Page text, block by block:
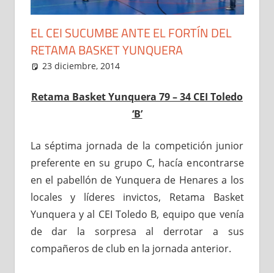
EL CEI SUCUMBE ANTE EL FORTÍN DEL
RETAMA BASKET YUNQUERA
23 diciembre, 2014
Retama Basket Yunquera 79 – 34 CEI Toledo
‘B’
La séptima jornada de la competición junior
preferente en su grupo C, hacía encontrarse
en el pabellón de Yunquera de Henares a los
locales y líderes invictos, Retama Basket
Yunquera y al CEI Toledo B, equipo que venía
de dar la sorpresa al derrotar a sus
compañeros de club en la jornada anterior.